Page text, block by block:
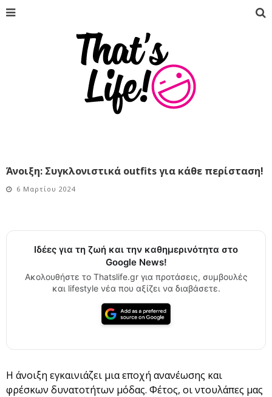
Άνοιξη: Συγκλονιστικά οutfits για κάθε περίσταση!
6 Μαρτίου 2024
Ιδέες για τη ζωή και την καθημερινότητα στο
Google News!
Ακολουθήστε το Thatslife.gr για προτάσεις, συμβουλές
και lifestyle νέα που αξίζει να διαβάσετε.
Η άνοιξη εγκαινιάζει μια εποχή ανανέωσης και
φρέσκων δυνατοτήτων μόδας. Φέτος, οι ντουλάπες μας